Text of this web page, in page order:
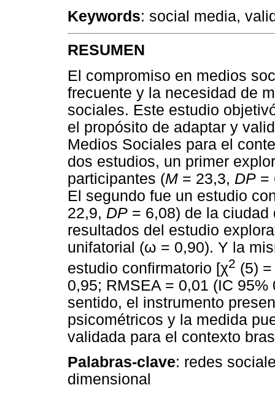
Keywords: social media,
RESUMEN
El compromiso en medios
frecuente y la necesidad de
sociales. Este estudio
el propósito de adaptar y
Medios Sociales para el
dos estudios, un primer
participantes (M = 23,3, DP =
El segundo fue un estudio
22,9, DP = 6,08) de la
resultados del estudio
unifatorial (ω = 0,90). Y la
estudio confirmatorio [χ2 (5)
0,95; RMSEA = 0,01 (IC
sentido, el instrumento
psicométricos y la medida
validada para el contexto
Palabras-clave: redes
dimensional